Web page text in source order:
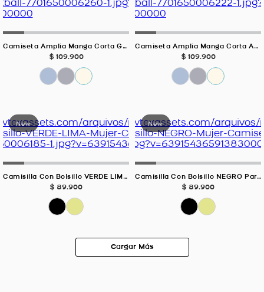
Camiseta Amplia Manga Corta GRIS PLATA Para Mujer
$ 109.900
Camiseta Amplia Manga Corta AZUL CELESTE Para Mujer
$ 109.900
Camisilla Con Bolsillo VERDE LIMA Para Mujer
$ 89.900
Camisilla Con Bolsillo NEGRO Para Mujer
$ 89.900